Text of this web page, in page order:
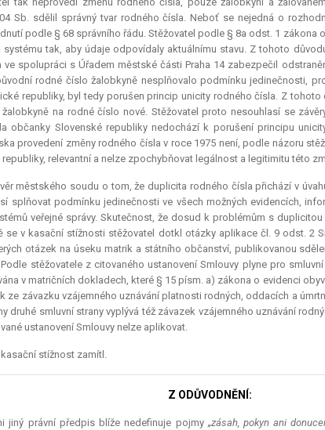
Sb. sdělil správný tvar rodného čísla. Neboť se nejedná o
podle § 68 správního řádu. Stěžovatel podle § 8a odst. 1
systému tak, aby údaje odpovídaly aktuálnímu stavu. Z tohoto
spolupráci s Úřadem městské části Praha 14 zabezpečil
rodné číslo žalobkyně nesplňovalo podmínku jedinečnosti,
republiky, byl tedy porušen princip unicity rodného čísla. Z tohoto
na rodné číslo nové. Stěžovatel proto nesouhlasí se
občanky Slovenské republiky nedochází k porušení principu
provedení změny rodného čísla v roce 1975 není, podle názoru
relevantnía nelze zpochybňovat legálnost a legitimitu této
městského soudu o tom, že duplicita rodného čísla přichází v
splňovat podmínku jedinečnosti ve všech možných evidencích,
veřejné správy. Skutečnost, že dosud k problémům s
se v kasační stížnosti stěžovatel dotkl otázky aplikace čl. 9 odst. 2
otázek na úseku matrik a státního občanství, publikovanou
Podle stěžovatele z citovaného ustanovení Smlouvy plyne pro
v matričních dokladech, které § 15 písm. a) zákona o evidenci
ze závazku vzájemného uznávání platnosti rodných, oddacích a
druhé smluvní strany vyplývá též závazek vzájemného uznávání
ustanovení Smlouvy nelze aplikovat.
stížnost zamítl.
Z ODŮVODNĚNÍ:
jiný právní předpis blíže nedefinuje pojmy „zásah, pokyn ani